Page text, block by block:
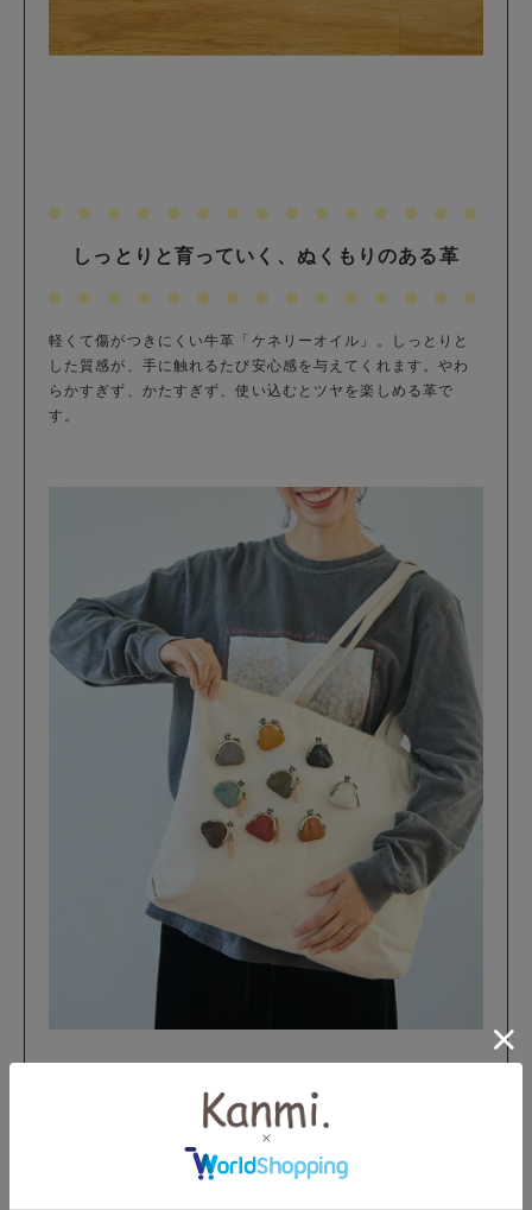
しっとりと育っていく、ぬくもりのある革
軽くて傷がつきにくい牛革「ケネリーオイル」。しっとりと
した質感が、手に触れるたび安心感を与えてくれます。やわ
らかすぎず、かたすぎず、使い込むとツヤを楽しめる革で
す。
ブローチピン